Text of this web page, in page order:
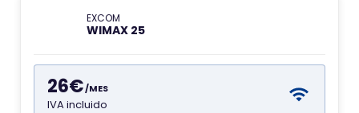
EXCOM
WIMAX 25
26€/MES
IVA incluido